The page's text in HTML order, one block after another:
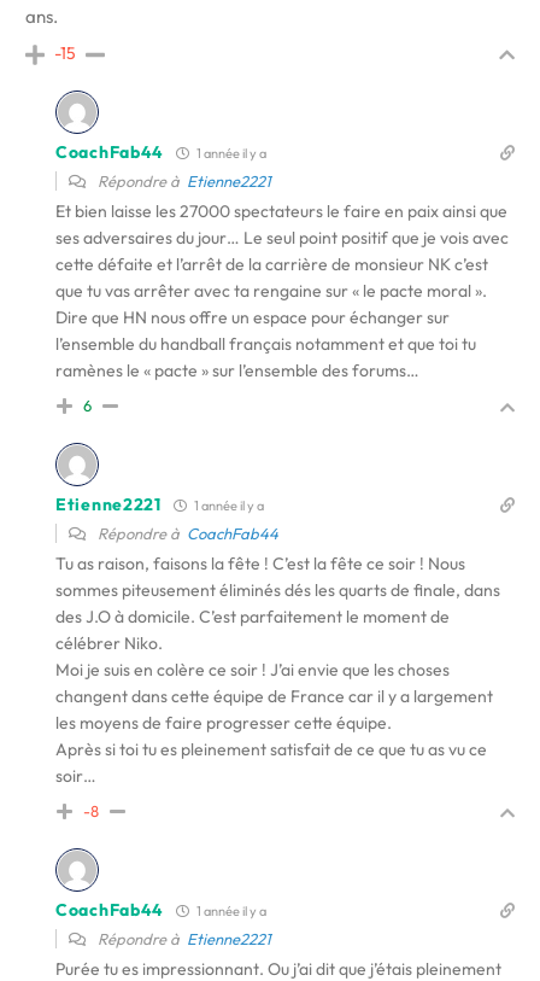
ans.
-15
CoachFab44 1 année il y a
Répondre à Etienne2221
Et bien laisse les 27000 spectateurs le faire en paix ainsi que
ses adversaires du jour… Le seul point positif que je vois avec
cette défaite et l’arrêt de la carrière de monsieur NK c’est
que tu vas arrêter avec ta rengaine sur « le pacte moral ».
Dire que HN nous offre un espace pour échanger sur
l’ensemble du handball français notamment et que toi tu
ramènes le « pacte » sur l’ensemble des forums…
6
Etienne2221 1 année il y a
Répondre à CoachFab44
Tu as raison, faisons la fête ! C’est la fête ce soir ! Nous
sommes piteusement éliminés dés les quarts de finale, dans
des J.O à domicile. C’est parfaitement le moment de
célébrer Niko.
Moi je suis en colère ce soir ! J’ai envie que les choses
changent dans cette équipe de France car il y a largement
les moyens de faire progresser cette équipe.
Après si toi tu es pleinement satisfait de ce que tu as vu ce
soir…
-8
CoachFab44 1 année il y a
Répondre à Etienne2221
Purée tu es impressionnant. Ou j’ai dit que j’étais pleinement